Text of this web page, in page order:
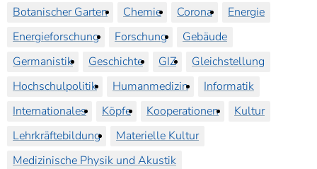
Botanischer Garten
Chemie Corona
Energie
Energieforschung
Forschung
Gebäude
Germanistik
Geschichte GIZ
Gleichstellung
Hochschulpolitik
Humanmedizin
Informatik
Internationales
Köpfe Kooperationen
Kultur
Lehrkräftebildung
Materielle Kultur
Medizinische Physik und Akustik